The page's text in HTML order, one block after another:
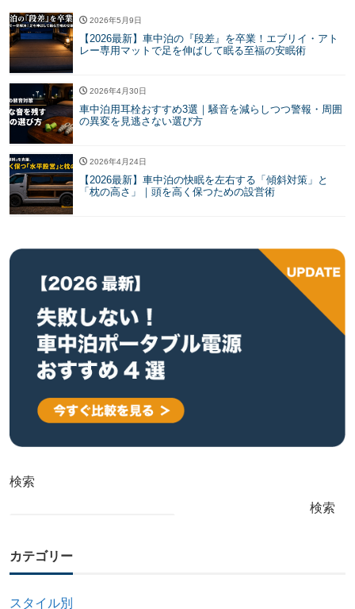
2026年5月9日
【2026最新】車中泊の『段差』を卒業！エブリイ・アト
レー専用マットで足を伸ばして眠る至福の安眠術
2026年4月30日
車中泊用耳栓おすすめ3選｜騒音を減らしつつ警報・周囲
の異変を見逃さない選び方
2026年4月24日
【2026最新】車中泊の快眠を左右する「傾斜対策」と
「枕の高さ」｜頭を高く保つための設営術
検索
検索
カテゴリー
スタイル別